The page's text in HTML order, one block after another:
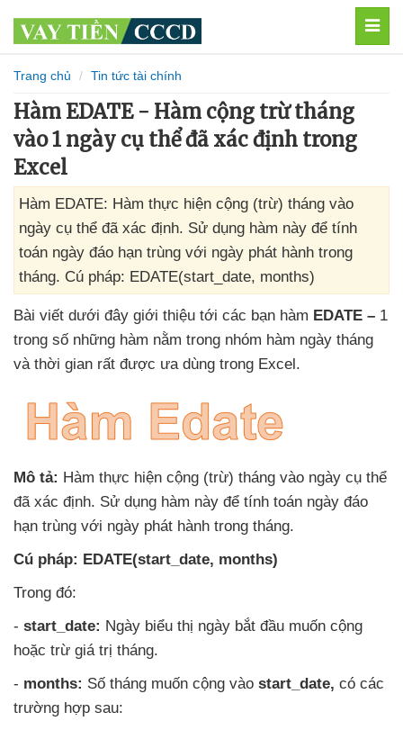
Trang chủ Tin tức tài chính
Hàm EDATE - Hàm cộng trừ tháng
vào 1 ngày cụ thể đã xác định trong
Excel
Hàm EDATE: Hàm thực hiện cộng (trừ) tháng vào
ngày cụ thể đã xác định. Sử dụng hàm này để tính
toán ngày đáo hạn trùng với ngày phát hành trong
tháng. Cú pháp: EDATE(start_date, months)
Bài viết dưới đây giới thiệu tới các bạn hàm EDATE – 1
trong số những hàm nằm trong nhóm hàm ngày tháng
và thời gian rất được ưa dùng trong Excel.
Mô tả: Hàm thực hiện cộng (trừ) tháng vào ngày cụ thể
đã xác định. Sử dụng hàm này để tính toán ngày đáo
hạn trùng với ngày phát hành trong tháng.
Cú pháp: EDATE(start_date, months)
Trong đó:
- start_date: Ngày biểu thị ngày bắt đầu muốn cộng
hoặc trừ giá trị tháng.
- months: Số tháng muốn cộng vào start_date, có các
trường hợp sau: